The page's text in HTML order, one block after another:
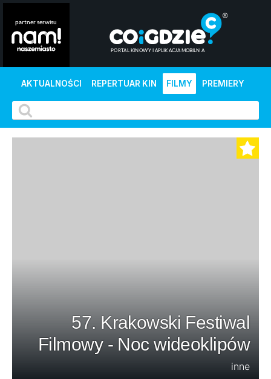
AKTUALNOŚCI REPERTUAR KIN FILMY PREMIERY
57. Krakowski Festiwal
Filmowy - Noc wideoklipów
inne